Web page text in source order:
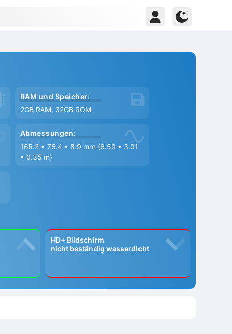
RAM und Speicher:
2GB RAM, 32GB ROM
Abmessungen:
165.2 • 76.4 • 8.9 mm (6.50 • 3.01
• 0.35 in)
HD+ Bildschirm
nicht beständig wasserdicht